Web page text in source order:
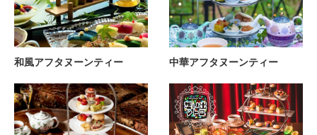
和風アフタヌーンティー 中華アフタヌーンティー